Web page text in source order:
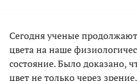
Сегодня ученые
цвета на наше
состояние. Было доказано,
цвет не только через